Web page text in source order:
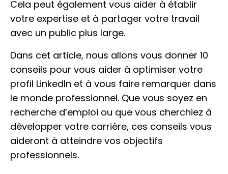
Cela peut également vous aider à établir
votre expertise et à partager votre travail
avec un public plus large.
Dans cet article, nous allons vous donner 10
conseils pour vous aider à optimiser votre
profil LinkedIn et à vous faire remarquer dans
le monde professionnel. Que vous soyez en
recherche d’emploi ou que vous cherchiez à
développer votre carrière, ces conseils vous
aideront à atteindre vos objectifs
professionnels.